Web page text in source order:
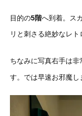
目的の5階へ到着。ス
リと刺さる絶妙なレト
ちなみに写真右手は非
す。では早速お邪魔し